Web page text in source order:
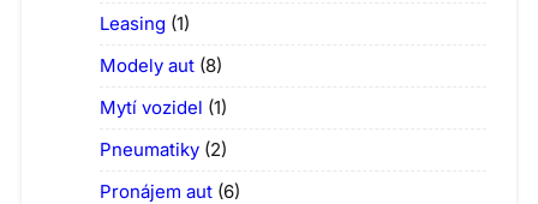
Leasing (1)
Modely aut (8)
Mytí vozidel (1)
Pneumatiky (2)
Pronájem aut (6)